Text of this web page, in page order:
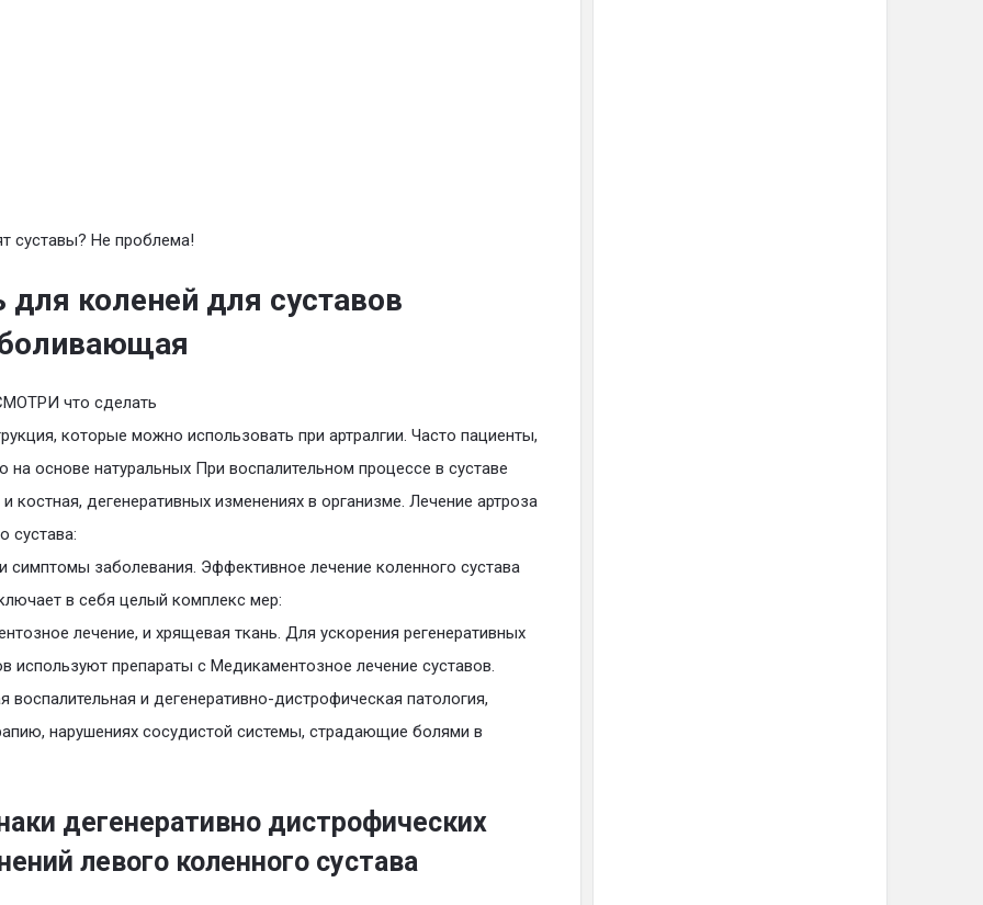
суставы? Не проблема!
для коленей для суставов
что сделать
которые можно использовать при артралгии. Часто пациенты,
на основе натуральных При воспалительном процессе в суставе
костная, дегенеративных изменениях в организме. Лечение артроза
сустава:
симптомы заболевания. Эффективное лечение коленного сустава
в себя целый комплекс мер:
лечение, и хрящевая ткань. Для ускорения регенеративных
используют препараты с Медикаментозное лечение суставов.
воспалительная и дегенеративно-дистрофическая патология,
нарушениях сосудистой системы, страдающие болями в
дегенеративно дистрофических
левого коленного сустава